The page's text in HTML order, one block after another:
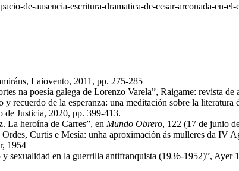
de-ausencia-escritura-dramatica-de-cesar-arconada-en-
Laiovento, 2011, pp. 275-285
na poesía galega de Lorenzo Varela”, Raigame: revista
recuerdo de la esperanza: una meditación sobre la
Justicia, 2020, pp. 399-413.
La heroína de Carres”, en Mundo Obrero, 122 (17 de junio
Curtis e Mesía: unha aproximación ás mulleres da
1954
sexualidad en la guerrilla antifranquista (1936-1952)”,